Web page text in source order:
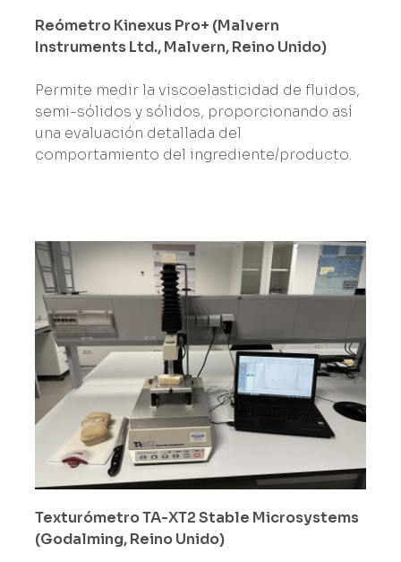
Reómetro Kinexus Pro+ (Malvern
Instruments Ltd., Malvern, Reino Unido)
Permite medir la viscoelasticidad de fluidos,
semi-sólidos y sólidos, proporcionando así
una evaluación detallada del
comportamiento del ingrediente/producto.
Texturómetro TA-XT2 Stable Microsystems
(Godalming, Reino Unido)